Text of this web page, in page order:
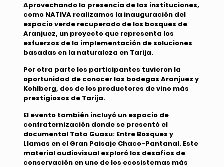
Aprovechando la presencia de las instituciones,
como NATIVA realizamos la inauguración del
espacio verde recuperado de los bosques de
Aranjuez, un proyecto que representa los
esfuerzos de la implementación de soluciones
basadas en la naturaleza en Tarija.
Por otra parte los participantes tuvieron la
oportunidad de conocer las bodegas Aranjuez y
Kohlberg, dos de los productores de vino más
prestigiosos de Tarija.
El evento también incluyó un espacio de
confraternización donde se presentó el
documental Tata Guasu: Entre Bosques y
Llamas en el Gran Paisaje Chaco-Pantanal. Este
material audiovisual exploró los desafíos de
conservación en uno de los ecosistemas más